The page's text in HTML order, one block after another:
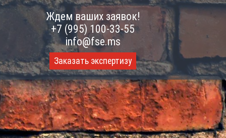
Ждем ваших заявок!
+7 (995) 100-33-55
info@fse.ms
Заказать экспертизу